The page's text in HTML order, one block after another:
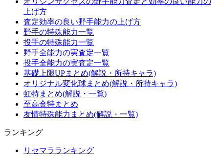
上げ方
査定効率の良い野手能力の上げ方
野手の特殊能力一覧
投手の特殊能力一覧
野手全能力の実査定一覧
投手全能力の実査定一覧
基礎上限UPまとめ(解説・所持キャラ)
オリジナル変化球まとめ(解説・所持キャラ)
虹特まとめ(解説・一覧)
至高金特まとめ
友情特殊能力まとめ(解説・一覧)
ランキング
リセマラランキング